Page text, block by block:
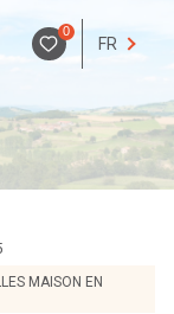
0
FR
MAISON EN